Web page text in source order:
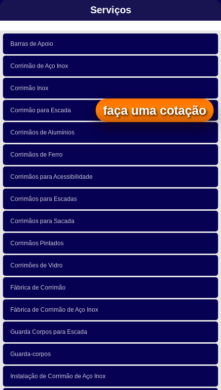
Serviços
Barras de Apoio
Corrimão de Aço Inox
Corrimão Inox
Corrimão para Escada
Corrimãos de Alumínios
Corrimãos de Ferro
Corrimãos para Acessibilidade
Corrimãos para Escadas
Corrimãos para Sacada
Corrimãos Pintados
Corrimões de Vidro
Fábrica de Corrimão
Fábrica de Corrimão de Aço Inox
Guarda Corpos para Escada
Guarda-corpos
Instalação de Corrimão de Aço Inox
faça uma cotação